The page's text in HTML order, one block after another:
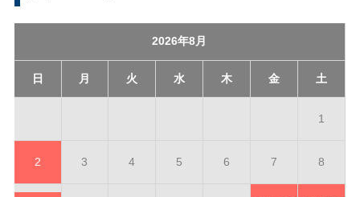
2026年8月
日 月 火 水 木 金 土
1
2 3 4 5 6 7 8